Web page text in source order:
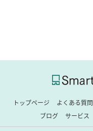
トップページ よくある質問
ブログ
サービス